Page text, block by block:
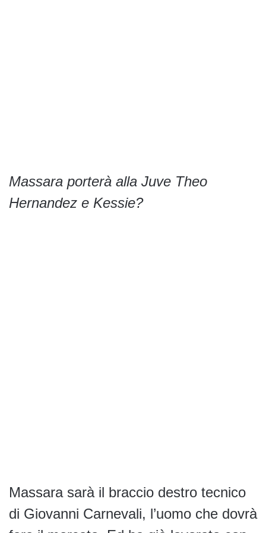
Massara porterà alla Juve Theo
Hernandez e Kessie?
Massara sarà il braccio destro tecnico
di Giovanni Carnevali, l’uomo che dovrà